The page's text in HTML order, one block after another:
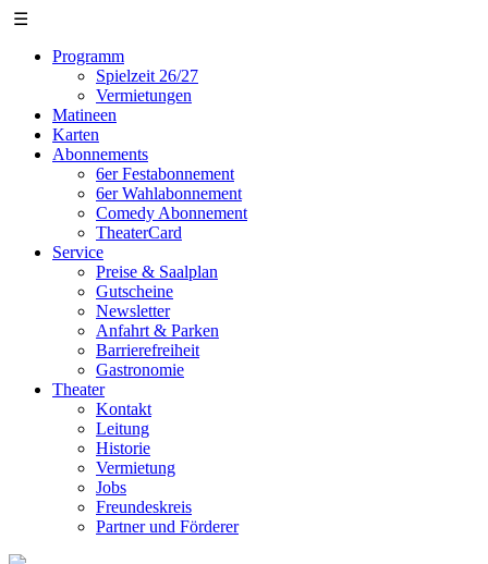
☰
Programm
Spielzeit 26/27
Vermietungen
Matineen
Karten
Abonnements
6er Festabonnement
6er Wahlabonnement
Comedy Abonnement
TheaterCard
Service
Preise & Saalplan
Gutscheine
Newsletter
Anfahrt & Parken
Barrierefreiheit
Gastronomie
Theater
Kontakt
Leitung
Historie
Vermietung
Jobs
Freundeskreis
Partner und Förderer